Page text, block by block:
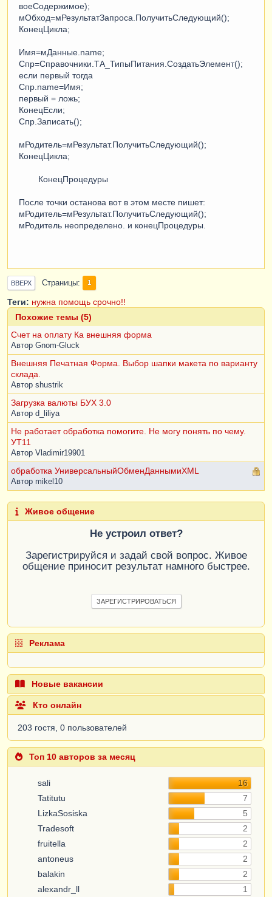
воеСодержимое);
мОбход=мРезультатЗапроса.ПолучитьСледующий();
КонецЦикла;
Имя=мДанные.name;
Спр=Справочники.ТА_ТипыПитания.СоздатьЭлемент();
если первый тогда
Спр.name=Имя;
первый = ложь;
КонецЕсли;
Спр.Записать();
мРодитель=мРезультат.ПолучитьСледующий();
КонецЦикла;
КонецПроцедуры
После точки останова вот в этом месте пишет:
мРодитель=мРезультат.ПолучитьСледующий();
мРодитель неопределено. и конецПроцедуры.
ВВЕРХ Страницы 1
Теги: нужна помощь срочно!!
Похожие темы (5)
Счет на оплату Ка внешняя форма
Автор Gnom-Gluck
Внешняя Печатная Форма. Выбор шапки макета по варианту
склада.
Автор shustrik
Загрузка валюты БУХ 3.0
Автор d_liliya
Не работает обработка помогите. Не могу понять по чему.
УТ11
Автор Vladimir19901
обработка УниверсальныйОбменДаннымиXML
Автор mikel10
Живое общение
Не устроил ответ?
Зарегистрируйся и задай свой вопрос. Живое
общение приносит результат намного быстрее.
ЗАРЕГИСТРИРОВАТЬСЯ
Реклама
Новые вакансии
Кто онлайн
203 гостя, 0 пользователей
Топ 10 авторов за месяц
sali
16
Tatitutu
7
LizkaSosiska
5
Tradesoft
2
fruitella
2
antoneus
2
balakin
2
alexandr_ll
1